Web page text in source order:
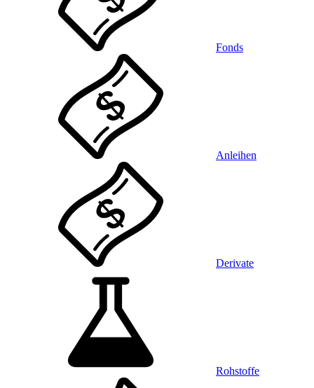
Fonds
Anleihen
Derivate
Rohstoffe